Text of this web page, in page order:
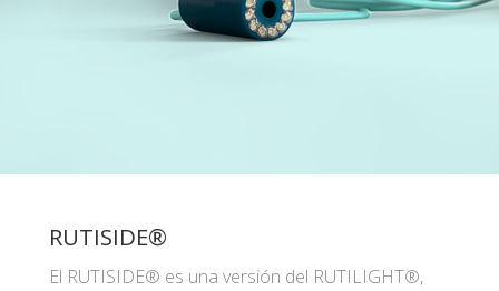
RUTISIDE®
El RUTISIDE® es una versión del RUTILIGHT®,